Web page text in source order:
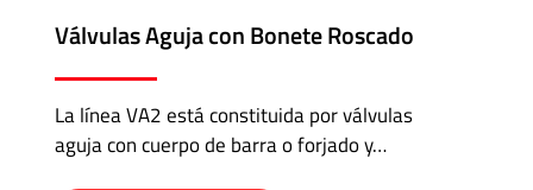
Válvulas Aguja con Bonete Roscado
La línea VA2 está constituida por válvulas
aguja con cuerpo de barra o forjado y…